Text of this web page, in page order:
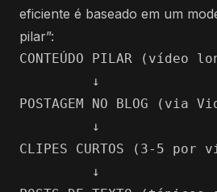
eficiente é baseado em um
pilar”:
CONTEÚDO PILAR
         ↓
POSTAGEM NO BLOG
         ↓
CLIPES CURTOS (3-5 por
         ↓